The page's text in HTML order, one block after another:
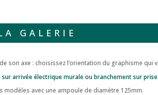
GALERIE
son axe : choisissez l’orientation du graphisme qui
arrivée électrique murale ou branchement sur
modèles avec une ampoule de diamètre 125mm.